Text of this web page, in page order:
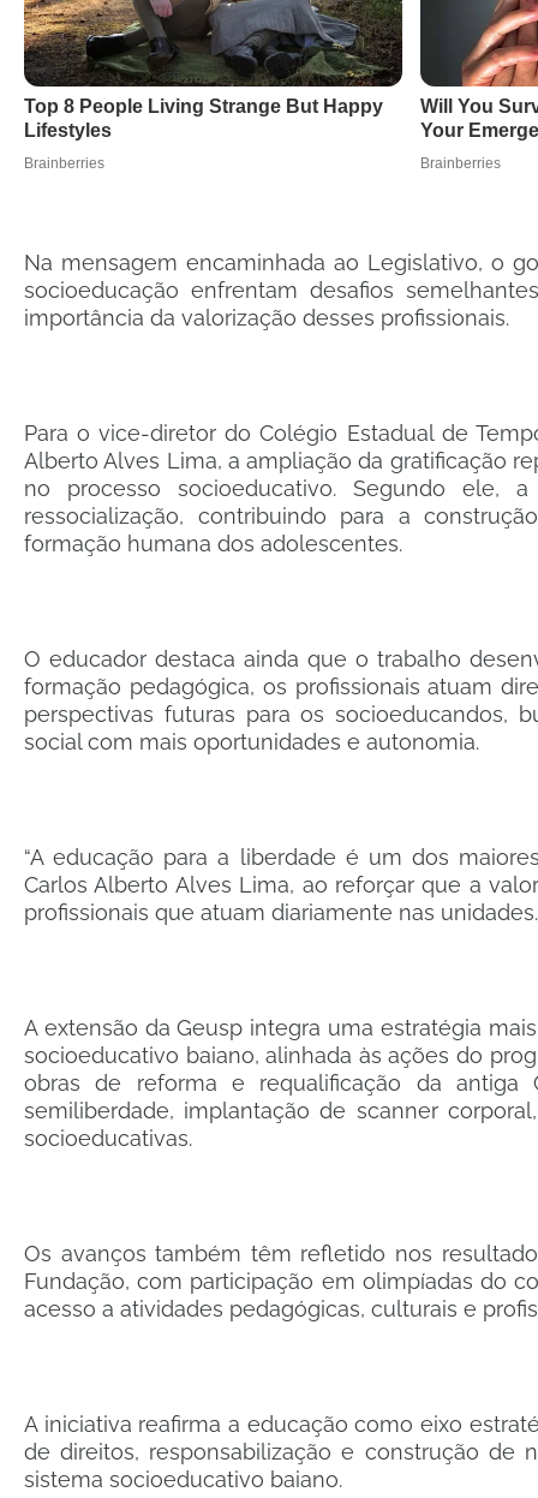
Na mensagem encaminhada ao Legislativo, o
socioeducação enfrentam desafios
importância da valorização desses profissionais.
Para o vice-diretor do Colégio Estadual de
Alberto Alves Lima, a ampliação da gratificação
no processo socioeducativo. Segundo ele,
ressocialização, contribuindo para a
formação humana dos adolescentes.
O educador destaca ainda que o trabalho
formação pedagógica, os profissionais atuam
perspectivas futuras para os socioeducandos,
social com mais oportunidades e autonomia.
“A educação para a liberdade é um dos
Carlos Alberto Alves Lima, ao reforçar que a
profissionais que atuam diariamente nas
A extensão da Geusp integra uma estratégia
socioeducativo baiano, alinhada às ações do
obras de reforma e requalificação da antiga
semiliberdade, implantação de scanner
socioeducativas.
Os avanços também têm refletido nos
Fundação, com participação em olimpíadas do
acesso a atividades pedagógicas, culturais e
A iniciativa reafirma a educação como eixo
de direitos, responsabilização e construção de
sistema socioeducativo baiano.